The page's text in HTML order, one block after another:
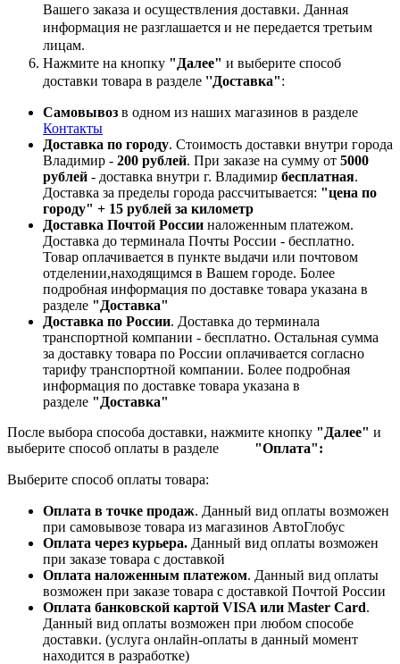
Вашего заказа и осуществления доставки. Данная
информация не разглашается и не передается третьим
лицам.
Нажмите на кнопку "Далее" и выберите способ
доставки товара в разделе ''Доставка":
Самовывоз в одном из наших магазинов в разделе
Контакты
Доставка по городу. Стоимость доставки внутри города
Владимир - 200 рублей. При заказе на сумму от 5000
рублей - доставка внутри г. Владимир бесплатная.
Доставка за пределы города рассчитывается: "цена по
городу" + 15 рублей за километр
Доставка Почтой России наложенным платежом.
Доставка до терминала Почты России - бесплатно.
Товар оплачивается в пункте выдачи или почтовом
отделении,находящимся в Вашем городе. Более
подробная информация по доставке товара указана в
разделе "Доставка"
Доставка по России. Доставка до терминала
транспортной компании - бесплатно. Остальная сумма
за доставку товара по России оплачивается согласно
тарифу транспортной компании. Более подробная
информация по доставке товара указана в
разделе "Доставка"
После выбора способа доставки, нажмите кнопку "Далее" и
выберите способ оплаты в разделе "Оплата":
Выберите способ оплаты товара:
Оплата в точке продаж. Данный вид оплаты возможен
при самовывозе товара из магазинов АвтоГлобус
Оплата через курьера. Данный вид оплаты возможен
при заказе товара с доставкой
Оплата наложенным платежом. Данный вид оплаты
возможен при заказе товара с доставкой Почтой России
Оплата банковской картой VISA или Master Card.
Данный вид оплаты возможен при любом способе
доставки. (услуга онлайн-оплаты в данный момент
находится в разработке)